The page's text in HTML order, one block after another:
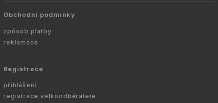
Obchodní podmínky
způsob platby
reklamace
Registrace
přihlášení
registrace velkoodběratele